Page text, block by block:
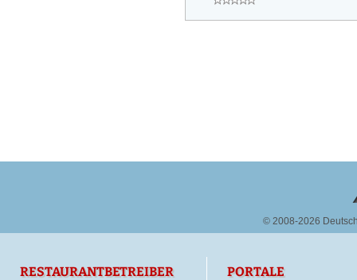
© 2008-2026
RESTAURANTBETREIBER PORTALE